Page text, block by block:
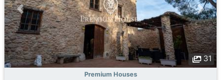
31
Premium Houses